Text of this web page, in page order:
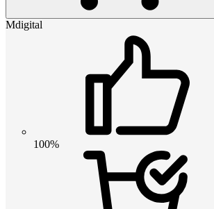
Mdigital
100%